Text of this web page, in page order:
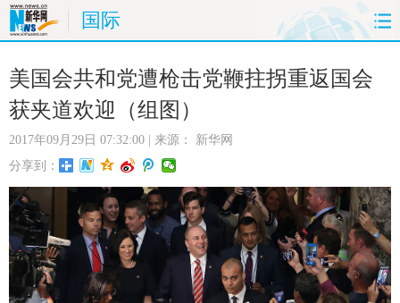
国际
首页 时政 国际 财经
娱乐 体育
时尚 思客
港澳 台湾 华人 汽车
科技 能源 房产 公司
图片 视频 彩票 食品
美国会共和党遭枪击党鞭拄拐重返国会
获夹道欢迎（组图）
2017年09月29日 07:32:00 | 来源： 新华网
分享到：